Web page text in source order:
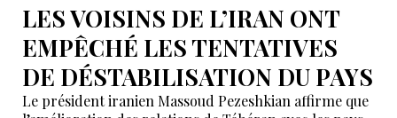
LES VOISINS DE L’IRAN ONT
EMPÊCHÉ LES TENTATIVES
DE DÉSTABILISATION DU PAYS
Le président iranien Massoud Pezeshkian affirme que